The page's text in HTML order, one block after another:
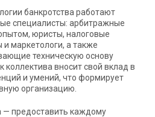
банкротства работают
специалисты: арбитражные
юристы, налоговые
и маркетологи, а также
техническую основу
коллектива вносит свой вклад в
и умений, что формирует
организацию.
— предоставить каждому